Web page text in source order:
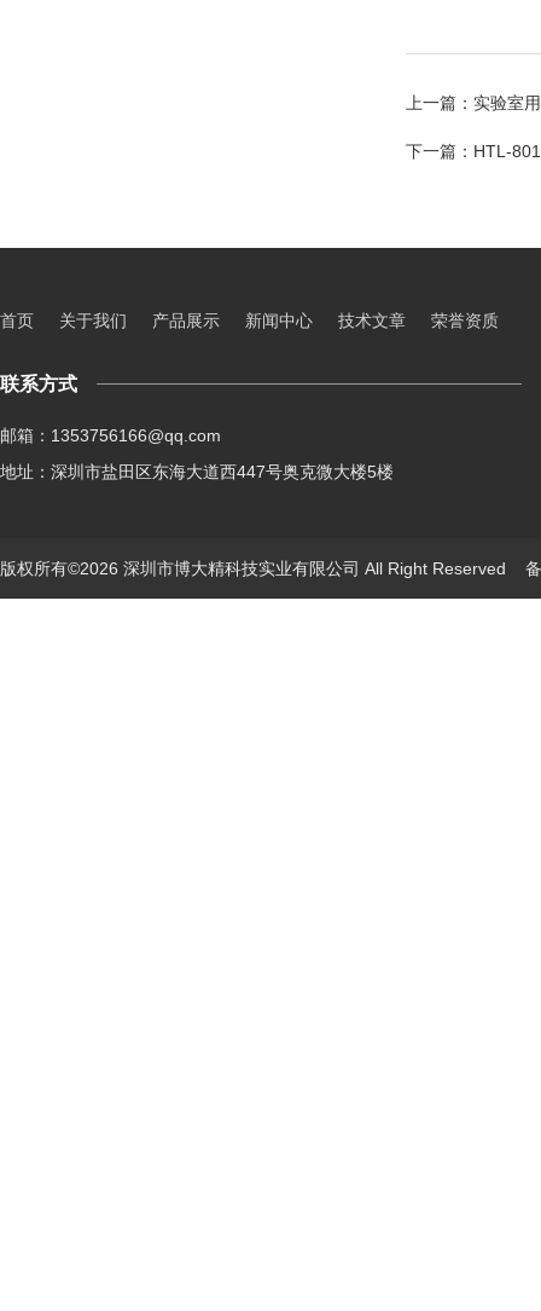
上一篇： 实验室
下一篇： HTL-
首页 关于我们 产品展示 新闻中心 技术文章 荣誉资质
联系方式
邮箱：1353756166@qq.com
地址：深圳市盐田区东海大道西447号奥克微大楼5楼
版权所有©2026 深圳市博大精科技实业有限公司 All Right Reserved